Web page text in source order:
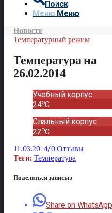
Поиск
Меню Меню
Новости
Температурный режим
Температура на
26.02.2014
Учебный корпус
24oC
Спальный корпус
22oC
11.03.2014/0 Отзывы
Теги: Температура
Поделиться записью
Share on WhatsApp